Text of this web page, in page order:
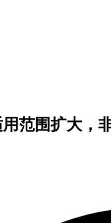
范围扩大，